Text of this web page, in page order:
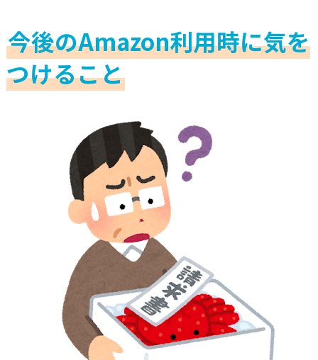
今後のAmazon利用時に気を
つけること